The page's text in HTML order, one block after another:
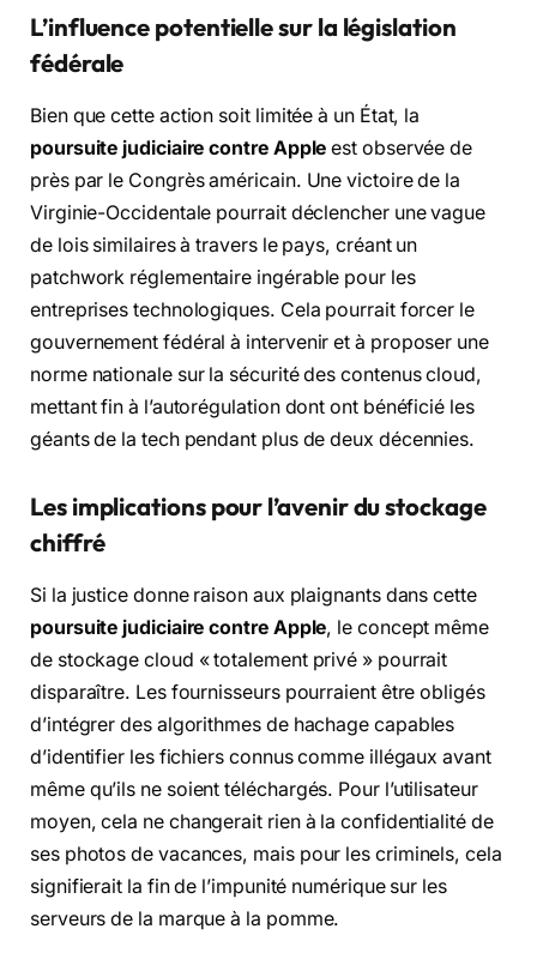
L’influence potentielle sur la législation
fédérale
Bien que cette action soit limitée à un État, la
poursuite judiciaire contre Apple est observée de
près par le Congrès américain. Une victoire de la
Virginie-Occidentale pourrait déclencher une vague
de lois similaires à travers le pays, créant un
patchwork réglementaire ingérable pour les
entreprises technologiques. Cela pourrait forcer le
gouvernement fédéral à intervenir et à proposer une
norme nationale sur la sécurité des contenus cloud,
mettant fin à l’autorégulation dont ont bénéficié les
géants de la tech pendant plus de deux décennies.
Les implications pour l’avenir du stockage
chiffré
Si la justice donne raison aux plaignants dans cette
poursuite judiciaire contre Apple, le concept même
de stockage cloud « totalement privé » pourrait
disparaître. Les fournisseurs pourraient être obligés
d’intégrer des algorithmes de hachage capables
d’identifier les fichiers connus comme illégaux avant
même qu’ils ne soient téléchargés. Pour l’utilisateur
moyen, cela ne changerait rien à la confidentialité de
ses photos de vacances, mais pour les criminels, cela
signifierait la fin de l’impunité numérique sur les
serveurs de la marque à la pomme.